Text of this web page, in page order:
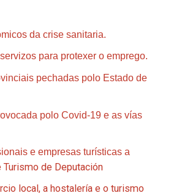
da crise sanitaria.
para protexer o emprego.
pechadas polo Estado de
polo Covid-19 e as vías
e empresas turísticas a
Turismo de Deputación
local, a hostalería e o turismo